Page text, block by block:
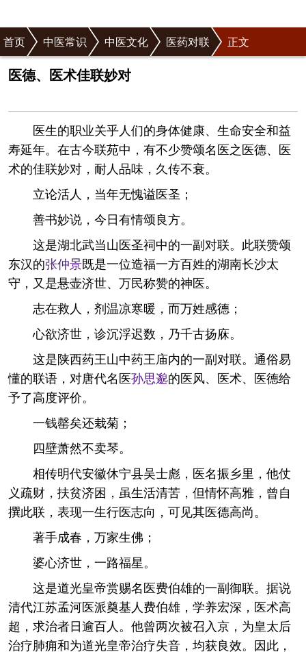
首页 中医常识 中医文化 医药对联 正文
医德、医术佳联妙对
医生的职业关乎人们的身体健康、生命安全和益
寿延年。在古今联苑中，有不少赞颂名医之医德、医
术的佳联妙对，耐人品味，久传不衰。
立论活人，当年无愧谥医圣；
善书妙说，今日有情颂良方。
这是湖北武当山医圣祠中的一副对联。此联赞颂
东汉的张仲景既是一位造福一方百姓的湖南长沙太
守，又是悬壶济世、万民称赞的神医。
志在救人，剂温凉寒暖，而万姓感德；
心欲济世，诊沉浮迟数，乃千古扬庥。
这是陕西药王山中药王庙内的一副对联。通俗易
懂的联语，对唐代名医孙思邈的医风、医术、医德给
予了高度评价。
一钱罄矣还栽菊；
四壁萧然不卖琴。
相传明代安徽休宁县吴士彪，医名振乡里，他仗
义疏财，扶贫济困，虽生活清苦，但情怀高雅，曾自
撰此联，表现一生行医志向，可见其医德高尚。
著手成春，万家生佛；
婆心济世，一路福星。
这是道光皇帝赏赐名医费伯雄的一副御联。据说
清代江苏孟河医派奠基人费伯雄，学养宏深，医术高
超，求治者日逾百人。他曾两次被召入京，为皇太后
治疗肺痈和为道光皇帝治疗失音，均获良效。因此，